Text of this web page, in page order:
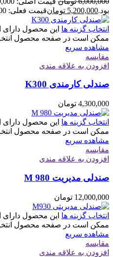
بود.5,200,000 تومانقیمت فعلی: 5,200,000 تومان.
انتخاب گزینه ها این محصول دارای
ممکن است در صفحه محصول
مشاهده سریع
مقایسه
افزودن به علاقه مندی
صندلی کارمندی K300
4,300,000 تومان
انتخاب گزینه ها این محصول دارای
ممکن است در صفحه محصول
مشاهده سریع
مقایسه
افزودن به علاقه مندی
صندلی مدیریت M 980
12,000,000 تومان
انتخاب گزینه ها این محصول دارای
ممکن است در صفحه محصول
مشاهده سریع
مقایسه
افزودن به علاقه مندی